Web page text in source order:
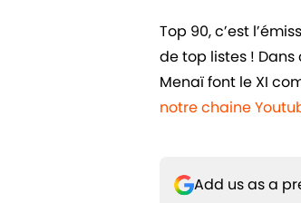
Top 90, c’est
de top listes !
Menaï font le XI
notre chaine
Add us as a